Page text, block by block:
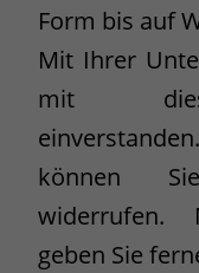
Form bis auf
Mit Ihrer
mit
können
widerrufen.
geben Sie